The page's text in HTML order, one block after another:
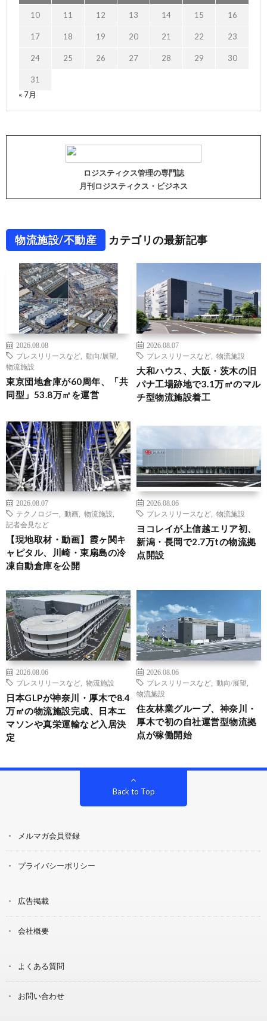
10 11 12 13 14 15 16
17 18 19 20 21 22 23
24 25 26 27 28 29 30
31
« 7月
ロジスティクス管理の専門誌
月刊ロジスティクス・ビジネス
物流施設/不動産 カテゴリの最新記事
2026.08.08
プレスリリースなど
動向/展望
物流施設
東京団地倉庫が60周年、「共
同型」53.8万㎡を運営
2026.08.07
プレスリリースなど
物流施設
大和ハウス、大阪・茨木の旧
パナ工場跡地で3.1万㎡のマル
チ型物流施設着工
2026.08.07
テクノロジー
動画 物流施設
記者会見など
【現地取材・動画】霞ヶ関キ
ャピタル、川崎・東扇島の冷
凍自動倉庫を公開
2026.08.06
プレスリリースなど
物流施設
ヨコレイが上信越エリア初、
新潟・長岡で2.7万tの物流拠
点開設
2026.08.06
プレスリリースなど
物流施設
日本GLPが神奈川・厚木で8.4
万㎡の物流施設完成、日本エ
マソンや真栄運輸など入居決
定
2026.08.06
プレスリリースなど
動向/展望
物流施設
住友林業グループ、神奈川・
厚木で初の自社運営型物流拠
点が稼働開始
Back to Top
メルマガ会員登録
プライバシーポリシー
広告掲載
会社概要
よくある質問
お問い合わせ